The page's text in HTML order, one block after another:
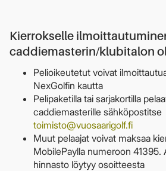
Kierrokselle
caddiemasterin/klubitalon
Pelioikeutetut voivat
NexGolfin kautta
Pelipaketilla tai sarjakortilla
caddiemasterille sähköpostitse
toimisto@vuosaarigolf.fi
Muut pelaajat voivat maksaa
MobilePaylla numeroon 41395.
hinnasto löytyy osoitteesta